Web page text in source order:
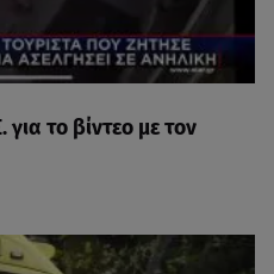
το βίντεο με τον